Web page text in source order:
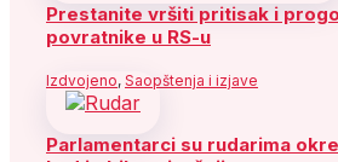
Prestanite vršiti pritisak i
povratnike u RS-u
Izdvojeno, Saopštenja i izjave
Parlamentarci su rudarima